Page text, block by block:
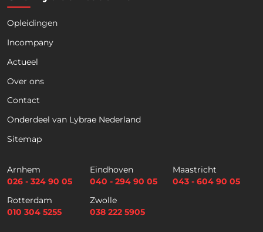
Opleidingen
Incompany
Actueel
Over ons
Contact
Onderdeel van Lybrae Nederland
Sitemap
Arnhem
026 - 324 90 05
Eindhoven
040 - 294 90 05
Maastricht
043 - 604 90 05
Rotterdam
010 304 5255
Zwolle
038 222 5905
Naam
Telefoon
m
a
l
*
Selectievakjes *
Hierbij accepteer ik dat ik via dit e-